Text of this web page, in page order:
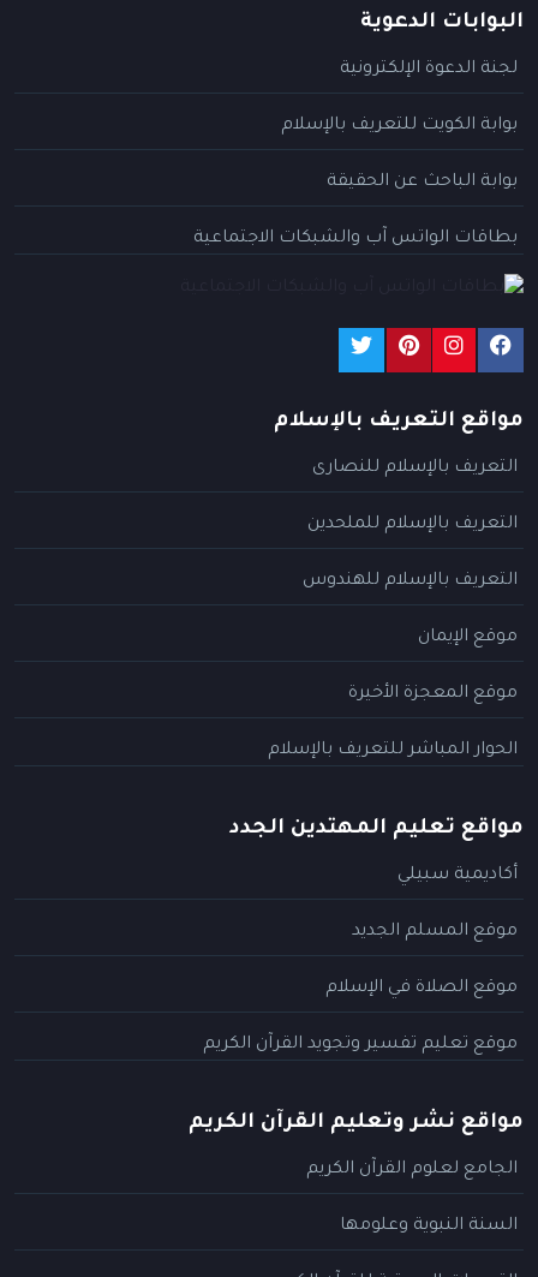
البوابات الدعوية
لجنة الدعوة الإلكترونية
بوابة الكويت للتعريف بالإسلام
بوابة الباحث عن الحقيقة
بطاقات الواتس آب والشبكات الاجتماعية
مواقع التعريف بالإسلام
التعريف بالإسلام للنصارى
التعريف بالإسلام للملحدين
التعريف بالإسلام للهندوس
موقع الإيمان
موقع المعجزة الأخيرة
الحوار المباشر للتعريف بالإسلام
مواقع تعليم المهتدين الجدد
أكاديمية سبيلي
موقع المسلم الجديد
موقع الصلاة في الإسلام
موقع تعليم تفسير وتجويد القرآن الكريم
مواقع نشر وتعليم القرآن الكريم
الجامع لعلوم القرآن الكريم
السنة النبوية وعلومها